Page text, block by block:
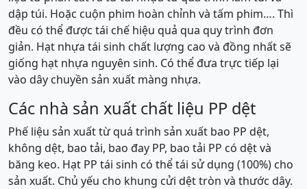
dập túi. Hoặc cuộn phim hoàn chỉnh và tấm phim…. Thì
đều có thể được tái chế hiệu quả qua quy trình đơn
giản. Hạt nhựa tái sinh chất lượng cao và đồng nhất sẽ
giống hạt nhựa nguyên sinh. Có thể đưa trực tiếp lại
vào dây chuyền sản xuất màng nhựa.
Các nhà sản xuất chất liệu PP dệt
Phế liệu sản xuất từ quá trình sản xuất bao PP dệt,
không dệt, bao tải, bao đay PP, bao tải PP có dệt và
băng keo. Hạt PP tái sinh có thể tái sử dụng (100%) cho
sản xuất. Chủ yếu cho khung cửi dệt tròn và thước dây.